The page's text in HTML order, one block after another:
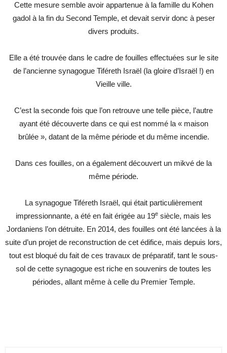
Cette mesure semble avoir appartenue à la famille du Kohen
gadol à la fin du Second Temple, et devait servir donc à peser
divers produits.
Elle a été trouvée dans le cadre de fouilles effectuées sur le site
de l’ancienne synagogue Tiféreth Israël (la gloire d’Israël !) en
Vieille ville.
C’est la seconde fois que l’on retrouve une telle pièce, l’autre
ayant été découverte dans ce qui est nommé la « maison
brûlée », datant de la même période et du même incendie.
Dans ces fouilles, on a également découvert un mikvé de la
même période.
La synagogue Tiféreth Israël, qui était particulièrement
impressionnante, a été en fait érigée au 19e siècle, mais les
Jordaniens l’on détruite. En 2014, des fouilles ont été lancées à la
suite d’un projet de reconstruction de cet édifice, mais depuis lors,
tout est bloqué du fait de ces travaux de préparatif, tant le sous-
sol de cette synagogue est riche en souvenirs de toutes les
périodes, allant même à celle du Premier Temple.